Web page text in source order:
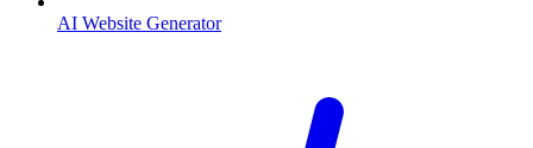
AI Website Generator